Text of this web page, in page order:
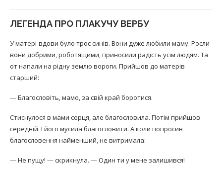
ЛЕГЕНДА ПРО ПЛАКУЧУ ВЕРБУ
У матері-вдови було троє синів. Вони дуже любили маму. Росли
вони добрими, роботящими, приносили радість усім людям. Та
от напали на рідну землю вороги. Прийшов до матерів
старший:
— Благословіть, мамо, за свій край боротися.
Стиснулося в мами серця, але благословила. Потім прийшов
середній. І його мусила благословити. А коли попросив
благословення найменший, не витримала:
— Не пущу! — скрикнула. — Один ти у мене залишився!